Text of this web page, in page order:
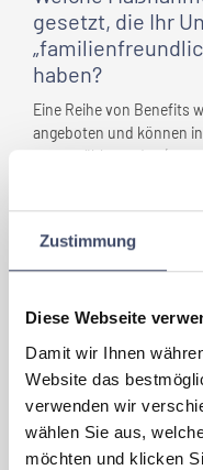
Zustimmung
Diese Webseite
Damit wir Ihnen
Website das
verwenden wir
wählen Sie aus,
möchten und klicken
gesetzt, die Ihr
haben?
Eine Reihe von Benefits
angeboten und können
ausgewählt werden
außerhalb des Büro's)
- Parental Leave Policy (
primären und
- Karriere in Teilzeit (50%
Beförderungen/
- Babynahrung
- LunchIT (digitale
auch rund ums Home